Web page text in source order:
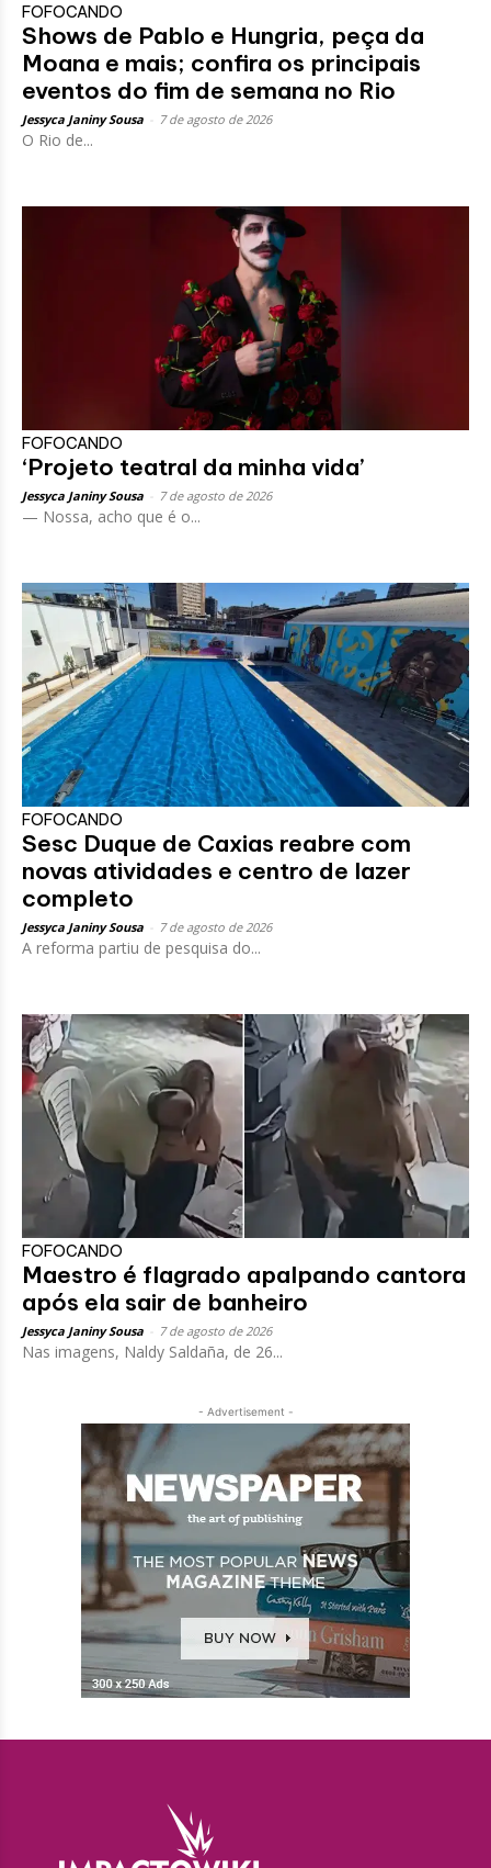
FOFOCANDO
Shows de Pablo e Hungria, peça da
Moana e mais; confira os principais
eventos do fim de semana no Rio
Jessyca Janiny Sousa 7 de agosto de 2026
O Rio de...
FOFOCANDO
‘Projeto teatral da minha vida’
Jessyca Janiny Sousa 7 de agosto de 2026
— Nossa, acho que é o...
FOFOCANDO
Sesc Duque de Caxias reabre com
novas atividades e centro de lazer
completo
Jessyca Janiny Sousa 7 de agosto de 2026
A reforma partiu de pesquisa do...
FOFOCANDO
Maestro é flagrado apalpando cantora
após ela sair de banheiro
Jessyca Janiny Sousa 7 de agosto de 2026
Nas imagens, Naldy Saldaña, de 26...
- Advertisement -